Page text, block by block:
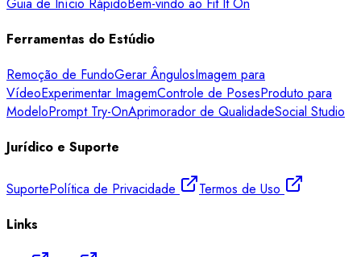
Ferramentas do Estúdio
Remoção de FundoGerar ÂngulosImagem para
VídeoExperimentar ImagemControle de PosesProduto para
ModeloPrompt Try-OnAprimorador de QualidadeSocial Studio
Jurídico e Suporte
SuportePolítica de Privacidade
Termos de Uso
Links